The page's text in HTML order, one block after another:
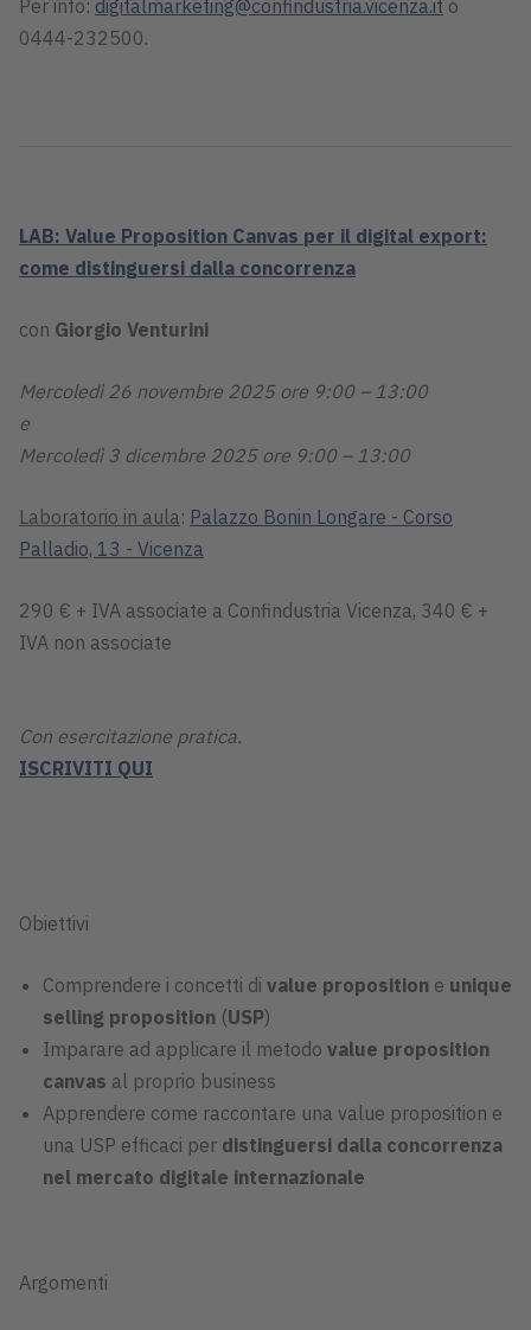
Per info: digitalmarketing@confindustria.vicenza.it o
0444-232500.
LAB: Value Proposition Canvas per il digital export:
come distinguersi dalla concorrenza
con Giorgio Venturini
Mercoledì 26 novembre 2025 ore 9:00 – 13:00
e
Mercoledì 3 dicembre 2025 ore 9:00 – 13:00
Laboratorio in aula : Palazzo Bonin Longare - Corso
Palladio, 13 - Vicenza
290 € + IVA associate a Confindustria Vicenza, 340 € +
IVA non associate
Con esercitazione pratica.
ISCRIVITI QUI
Obiettivi
Comprendere i concetti di value proposition e unique
selling proposition (USP)
Imparare ad applicare il metodo value proposition
canvas al proprio business
Apprendere come raccontare una value proposition e
una USP efficaci per distinguersi dalla concorrenza
nel mercato digitale internazionale
Argomenti